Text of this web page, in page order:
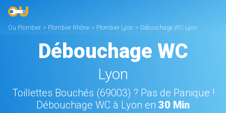
Ou Plombier > Plombier Rhône > Plombier Lyon > Débouchage WC Lyon
Débouchage WC
Lyon
Toillettes Bouchés (69003) ? Pas de Panique !
Débouchage WC à Lyon en 30 Min